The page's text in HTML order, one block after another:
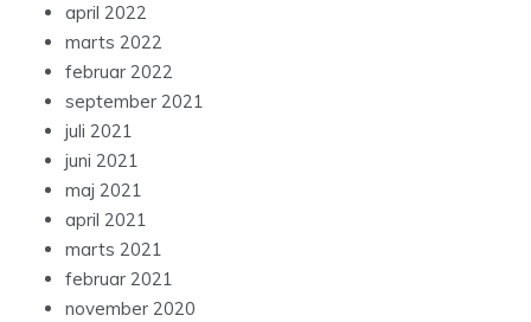
april 2022
marts 2022
februar 2022
september 2021
juli 2021
juni 2021
maj 2021
april 2021
marts 2021
februar 2021
november 2020